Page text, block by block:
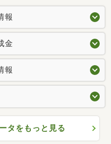
報
金
報
タをもっと見る